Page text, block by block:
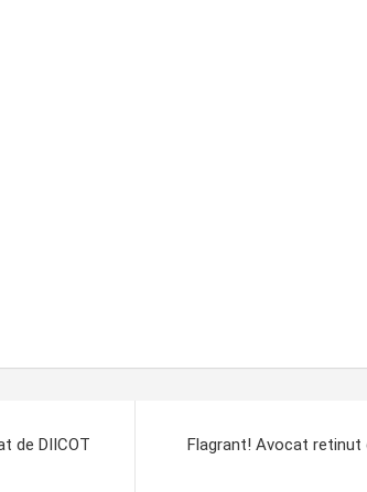
de DIICOT
Flagrant! Avocat retinut